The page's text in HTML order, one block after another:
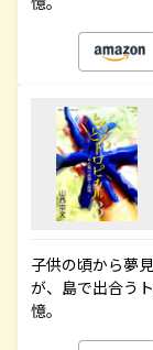
子供の頃から夢
が、島で出合う
憶。